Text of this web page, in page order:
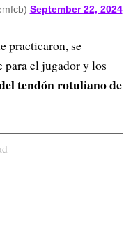
September 22, 2024
practicaron, se
el jugador y los
tendón rotuliano de